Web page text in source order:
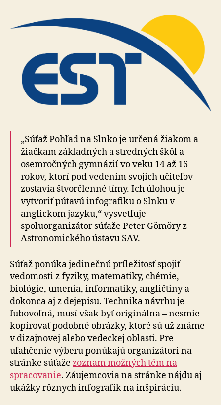
„Súťaž Pohľad na Slnko je určená žiakom a
žiačkam základných a stredných škôl a
osemročných gymnázií vo veku 14 až 16
rokov, ktorí pod vedením svojich učiteľov
zostavia štvorčlenné tímy. Ich úlohou je
vytvoriť pútavú infografiku o Slnku v
anglickom jazyku,“ vysvetľuje
spoluorganizátor súťaže Peter Gömöry z
Astronomického ústavu SAV.
Súťaž ponúka jedinečnú príležitosť spojiť
vedomosti z fyziky, matematiky, chémie,
biológie, umenia, informatiky, angličtiny a
dokonca aj z dejepisu. Technika návrhu je
ľubovoľná, musí však byť originálna – nesmie
kopírovať podobné obrázky, ktoré sú už známe
v dizajnovej alebo vedeckej oblasti. Pre
uľahčenie výberu ponúkajú organizátori na
stránke súťaže zoznam možných tém na
spracovanie. Záujemcovia na stránke nájdu aj
ukážky rôznych infografík na inšpiráciu.